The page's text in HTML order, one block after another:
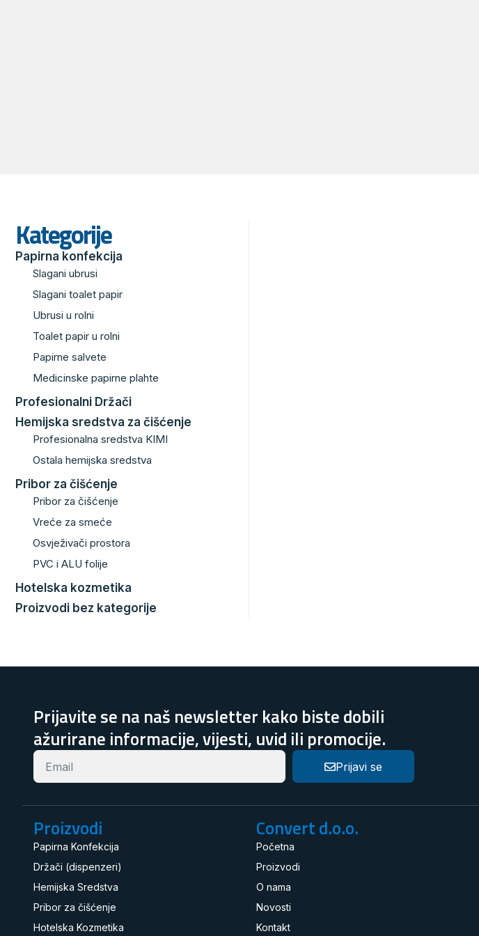
Kategorije
Papirna konfekcija
Slagani ubrusi
Slagani toalet papir
Ubrusi u rolni
Toalet papir u rolni
Papirne salvete
Medicinske papirne plahte
Profesionalni Držači
Hemijska sredstva za čišćenje
Profesionalna sredstva KIMI
Ostala hemijska sredstva
Pribor za čišćenje
Pribor za čišćenje
Vreće za smeće
Osvježivači prostora
PVC i ALU folije
Hotelska kozmetika
Proizvodi bez kategorije
Prijavite se na naš newsletter kako biste dobili
ažurirane informacije, vijesti, uvid ili promocije.
Prijavi se
Proizvodi
Papirna Konfekcija
Držači (dispenzeri)
Hemijska Sredstva
Pribor za čišćenje
Hotelska Kozmetika
Convert d.o.o.
Početna
Proizvodi
O nama
Novosti
Kontakt